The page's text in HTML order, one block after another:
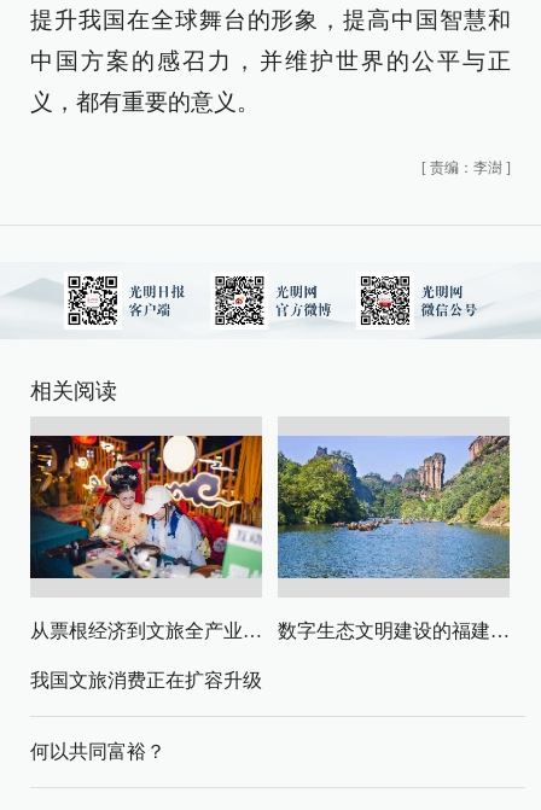
提升我国在全球舞台的形象，提高中国智慧和
中国方案的感召力，并维护世界的公平与正
义，都有重要的意义。
[ 责编：李澍 ]
相关阅读
从票根经济到文旅全产业链升级 数字生态文明建设的福建路径与启示
我国文旅消费正在扩容升级
何以共同富裕？